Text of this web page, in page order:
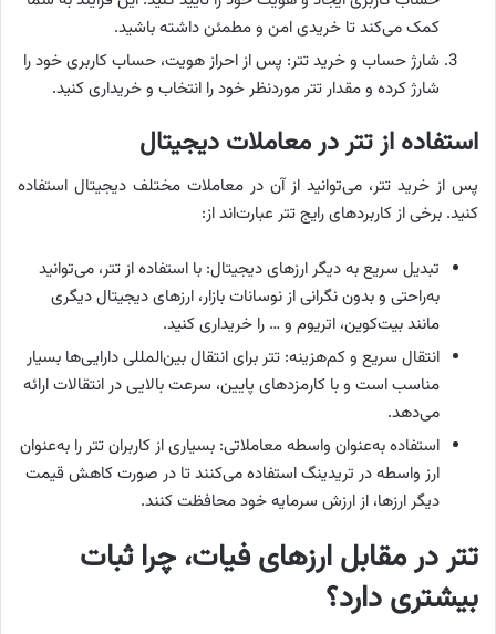
کمک می‌کند تا خریدی امن و مطمئن داشته باشید.
شارژ حساب و خرید تتر: پس از احراز هویت، حساب کاربری خود را
شارژ کرده و مقدار تتر موردنظر خود را انتخاب و خریداری کنید.
استفاده از تتر در معاملات دیجیتال
پس از خرید تتر، می‌توانید از آن در معاملات مختلف دیجیتال استفاده
کنید. برخی از کاربردهای رایج تتر عبارت‌اند از:
تبدیل سریع به دیگر ارزهای دیجیتال: با استفاده از تتر، می‌توانید
به‌راحتی و بدون نگرانی از نوسانات بازار، ارزهای دیجیتال دیگری
مانند بیت‌کوین، اتریوم و … را خریداری کنید.
انتقال سریع و کم‌هزینه: تتر برای انتقال بین‌المللی دارایی‌ها بسیار
مناسب است و با کارمزدهای پایین، سرعت بالایی در انتقالات ارائه
می‌دهد.
استفاده به‌عنوان واسطه معاملاتی: بسیاری از کاربران تتر را به‌عنوان
ارز واسطه در تریدینگ استفاده می‌کنند تا در صورت کاهش قیمت
دیگر ارزها، از ارزش سرمایه خود محافظت کنند.
تتر در مقابل ارزهای فیات، چرا ثبات
بیشتری دارد؟